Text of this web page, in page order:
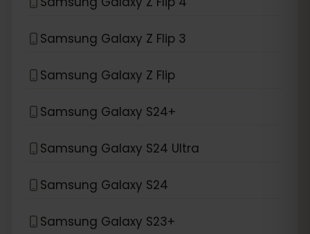
Samsung Galaxy Z Flip 3
Samsung Galaxy Z Flip
Samsung Galaxy S24+
Samsung Galaxy S24 Ultra
Samsung Galaxy S24
Samsung Galaxy S23+